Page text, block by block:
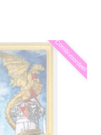
Combivoordeel